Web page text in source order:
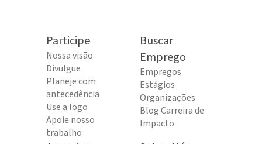
Participe
Nossa visão
Divulgue
Planeje com
antecedência
Use a logo
Apoie nosso
trabalho
Buscar
Emprego
Empregos
Estágios
Organizações
Blog Carreira de
Impacto